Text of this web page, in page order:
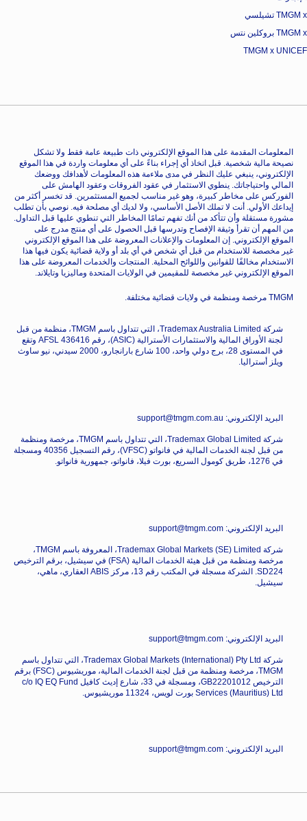
TMGM x تشيلسي
TMGM x بروكلين نتس
TMGM x UNICEF
المعلومات المقدمة على هذا الموقع الإلكتروني ذات طبيعة عامة فقط ولا تشكل
نصيحة مالية شخصية. قبل اتخاذ أي إجراء بناءً على أي معلومات واردة في هذا الموقع
الإلكتروني، ينبغي عليك النظر في مدى ملاءمة هذه المعلومات لأهدافك ووضعك
المالي واحتياجاتك. ينطوي الاستثمار في عقود الفروقات وعقود الهامش على
الفوركس على مخاطر كبيرة، وهو غير مناسب لجميع المستثمرين. قد تخسر أكثر من
إيداعك الأولي. أنت لا تملك الأصل الأساسي، ولا لديك أي مصلحة فيه. نوصي بأن تطلب
مشورة مستقلة وأن تتأكد من أنك تفهم تمامًا المخاطر التي تنطوي عليها قبل التداول.
من المهم أن تقرأ وثيقة الإفصاح وتدرسها قبل الحصول على أي منتج مدرج على
الموقع الإلكتروني. إن المعلومات والإعلانات المعروضة على هذا الموقع الإلكتروني
غير مخصصة للاستخدام من قبل أي شخص في أي بلد أو ولاية قضائية يكون فيها هذا
الاستخدام مخالفًا للقوانين واللوائح المحلية. المنتجات والخدمات المعروضة على هذا
الموقع الإلكتروني غير مخصصة للمقيمين في الولايات المتحدة وماليزيا وتايلاند.
TMGM مرخصة ومنظمة في ولايات قضائية مختلفة.
شركة Trademax Australia Limited، التي تتداول باسم TMGM، منظمة من قبل
لجنة الأوراق المالية والاستثمارات الأسترالية (ASIC)، رقم AFSL 436416 وتقع
في المستوى 28، برج دولي واحد، 100 شارع بارانجارو، 2000 سيدني، نيو ساوث
ويلز أستراليا.
البريد الإلكتروني: support@tmgm.com.au
شركة Trademax Global Limited، التي تتداول باسم TMGM، مرخصة ومنظمة
من قبل لجنة الخدمات المالية في فانواتو (VFSC)، رقم التسجيل 40356 ومسجلة
في 1276، طريق كومول السريع، بورت فيلا، فانواتو، جمهورية فانواتو.
البريد الإلكتروني: support@tmgm.com
شركة Trademax Global Markets (SE) Limited، المعروفة باسم TMGM،
مرخصة ومنظمة من قبل هيئة الخدمات المالية (FSA) في سيشيل، برقم الترخيص
SD224. الشركة مسجلة في المكتب رقم 13، مركز ABIS العقاري، ماهي،
سيشيل.
البريد الإلكتروني: support@tmgm.com
شركة Trademax Global Markets (International) Pty Ltd، التي تتداول باسم
TMGM، مرخصة ومنظمة من قبل لجنة الخدمات المالية، موريشيوس (FSC) برقم
الترخيص GB22201012، ومسجلة في 33، شارع إديث كافيل c/o IQ EQ Fund
Services (Mauritius) Ltd بورت لويس، 11324 موريشيوس.
البريد الإلكتروني: support@tmgm.com